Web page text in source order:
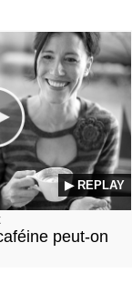
▶ REPLAY
peut-on